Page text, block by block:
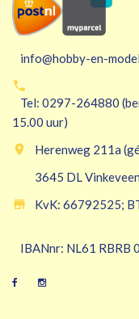
info@hobby-en-

Tel: 0297-264880
15.00 uur)

Herenweg 211a
3645 DL Vinkeveen

KvK: 66792525;
IBANnr: NL61 RBRB